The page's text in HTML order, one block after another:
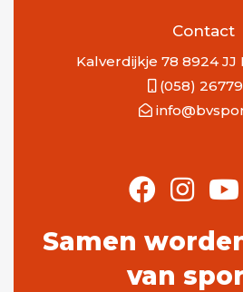
Contact
Kalverdijkje 78 8924
(058)
Samen
van